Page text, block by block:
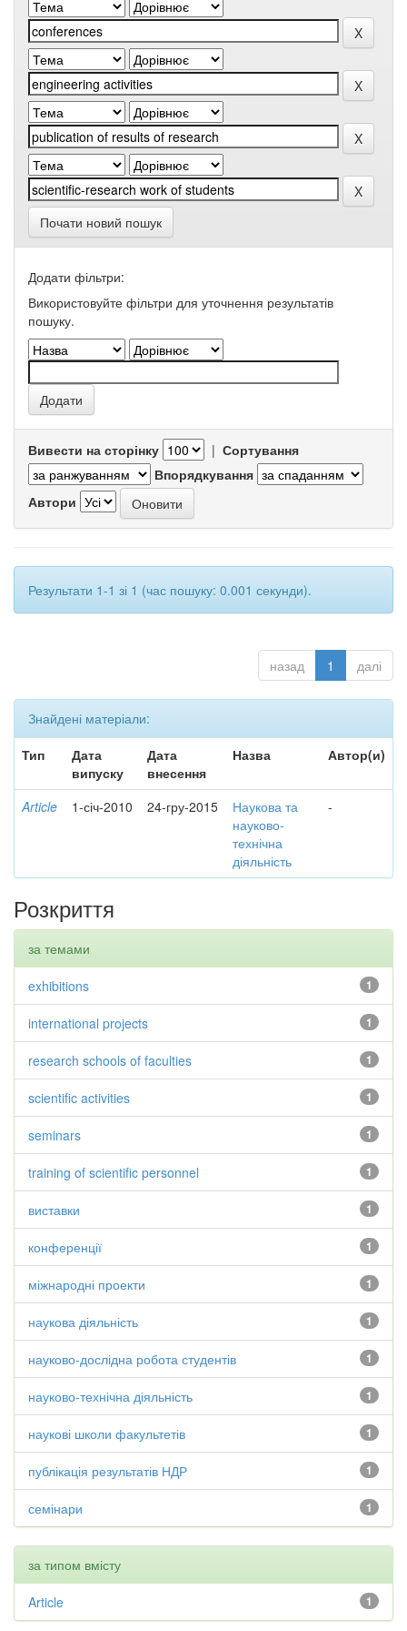
Почати новий пошук
Додати фільтри:
Використовуйте фільтри для уточнення результатів
пошуку.
Вивести на сторінку | Сортування
Впорядкування
Автори
Результати 1-1 зі 1 (час пошуку: 0.001 секунди).
назад 1 далі
Знайдені матеріали:
Тип
Дата
випуску
Дата
внесення
Назва Автор(и)
Article 1-січ-2010 24-гру-2015
Наукова та
науково-
технічна
діяльність
-
Розкриття
за темами
1
exhibitions
1
international projects
1
research schools of faculties
1
scientific activities
1
seminars
1
training of scientific personnel
1
виставки
1
конференції
1
міжнародні проекти
1
наукова діяльність
1
науково-дослідна робота студентів
1
науково-технічна діяльність
1
наукові школи факультетів
1
публікація результатів НДР
1
семінари
за типом вмісту
1
Article